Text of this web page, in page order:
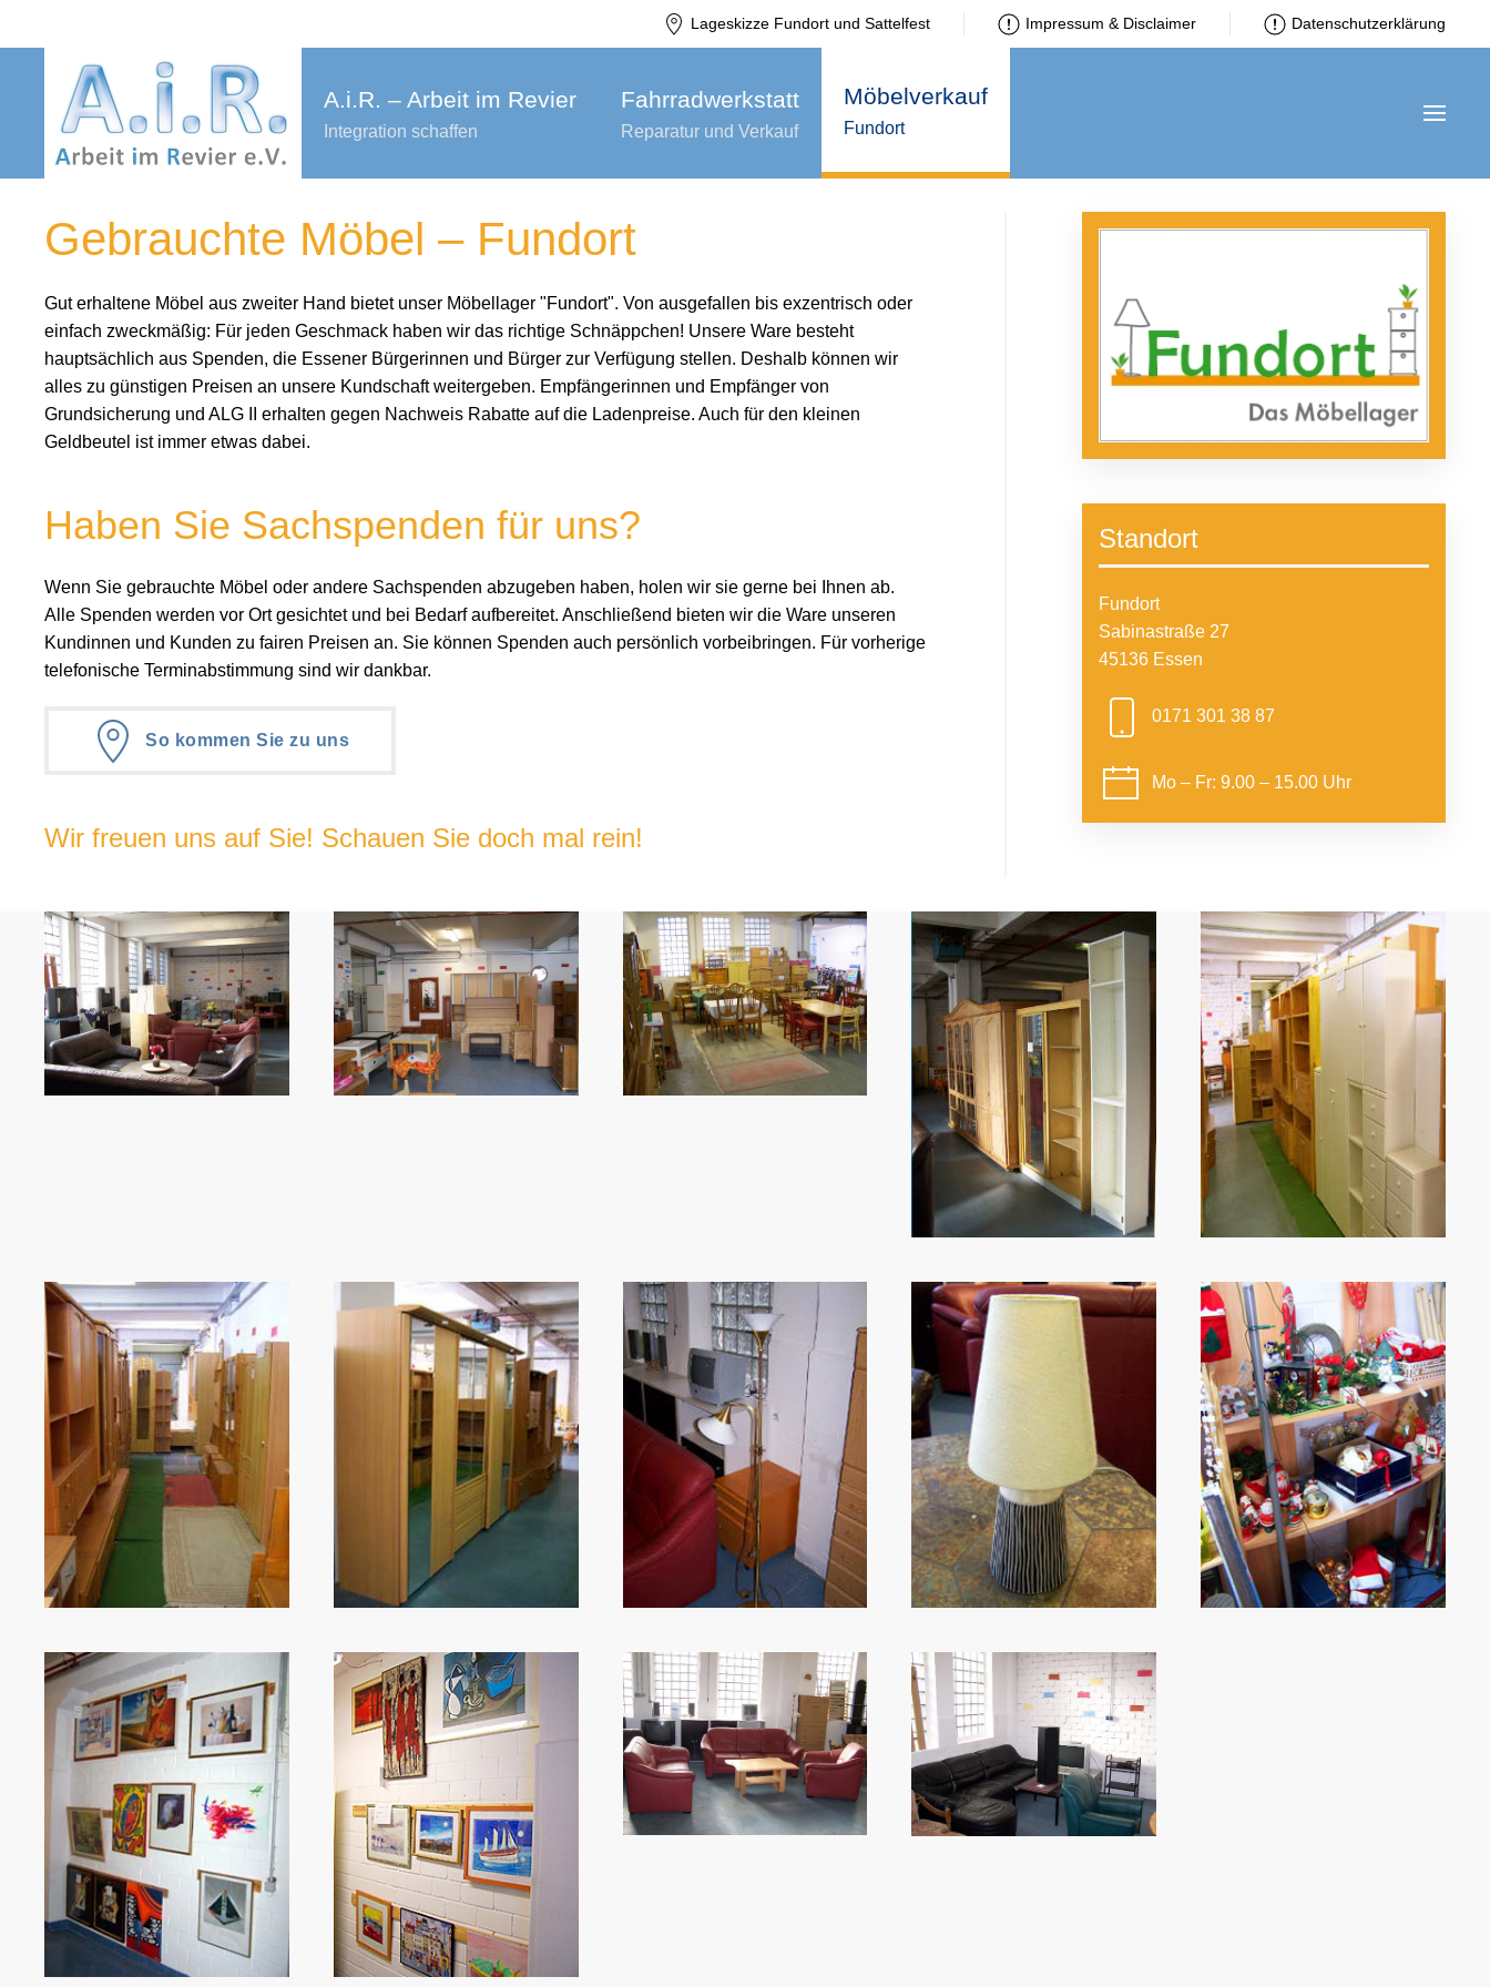
Lageskizze Fundort und Sattelfest Impressum & Disclaimer Datenschutzerklärung
A.i.R. – Arbeit im Revier
Integration schaffen
Fahrradwerkstatt
Reparatur und Verkauf
Möbelverkauf
Fundort
Gebrauchte Möbel – Fundort
Gut erhaltene Möbel aus zweiter Hand bietet unser Möbellager "Fundort". Von ausgefallen bis exzentrisch oder
einfach zweckmäßig: Für jeden Geschmack haben wir das richtige Schnäppchen! Unsere Ware besteht
hauptsächlich aus Spenden, die Essener Bürgerinnen und Bürger zur Verfügung stellen. Deshalb können wir
alles zu günstigen Preisen an unsere Kundschaft weitergeben. Empfängerinnen und Empfänger von
Grundsicherung und ALG II erhalten gegen Nachweis Rabatte auf die Ladenpreise. Auch für den kleinen
Geldbeutel ist immer etwas dabei.
Haben Sie Sachspenden für uns?
Wenn Sie gebrauchte Möbel oder andere Sachspenden abzugeben haben, holen wir sie gerne bei Ihnen ab.
Alle Spenden werden vor Ort gesichtet und bei Bedarf aufbereitet. Anschließend bieten wir die Ware unseren
Kundinnen und Kunden zu fairen Preisen an. Sie können Spenden auch persönlich vorbeibringen. Für vorherige
telefonische Terminabstimmung sind wir dankbar.
So kommen Sie zu uns
Wir freuen uns auf Sie! Schauen Sie doch mal rein!
Standort
Fundort
Sabinastraße 27
45136 Essen
0171 301 38 87
Mo – Fr: 9.00 – 15.00 Uhr